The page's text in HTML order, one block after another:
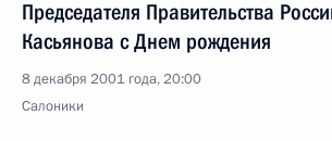
Председателя Правительства
Касьянова с Днем рождения
8 декабря 2001 года, 20:00
Салоники